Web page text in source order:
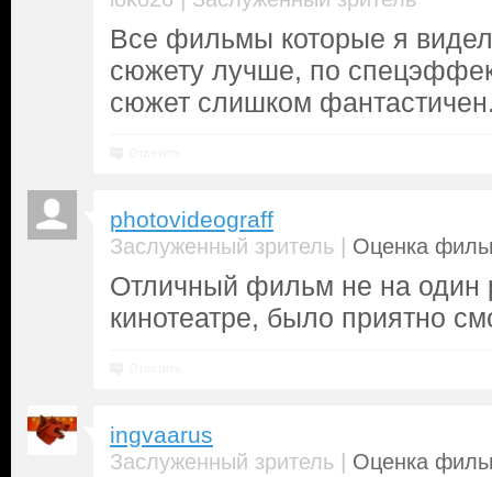
Все фильмы которые я
сюжету лучше, по
сюжет слишком
photovideograff
Заслуженный зритель | Оценка
Отличный фильм не на один
кинотеатре, было приятно
ingvaarus
Заслуженный зритель | Оценка